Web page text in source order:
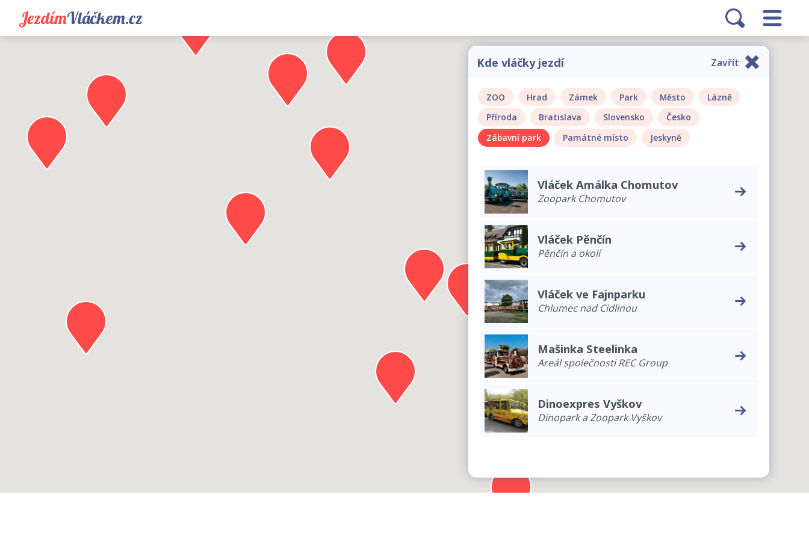
JezdímVláčkem.cz
Kde vláčky jezdí Zavřít
ZOO Hrad Zámek Park Město
Lázně
Příroda
Bratislava Slovensko
Česko
Zábavní park
Památné místo Jeskyně
Vláček Amálka Chomutov
Zoopark Chomutov
Vláček Pěnčín
Pěnčín a okolí
Vláček ve Fajnparku
Chlumec nad Cidlinou
Mašinka Steelinka
Areál společnosti REC Group
Dinoexpres Vyškov
Dinopark a Zoopark Vyškov